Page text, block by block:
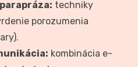
techniky
porozumenia
kombinácia e-